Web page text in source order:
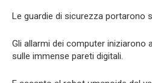
Le guardie di sicurezza portarono
Gli allarmi dei computer iniziarono
sulle immense pareti digitali.